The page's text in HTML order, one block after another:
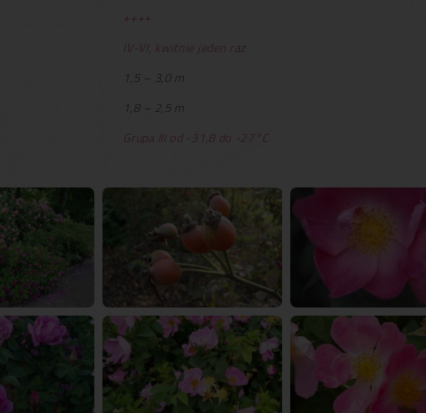
++++
IV-VI, kwitnie jeden raz
1,5 – 3,0 m
1,8 – 2,5 m
Grupa III od -31,8 do -27°C